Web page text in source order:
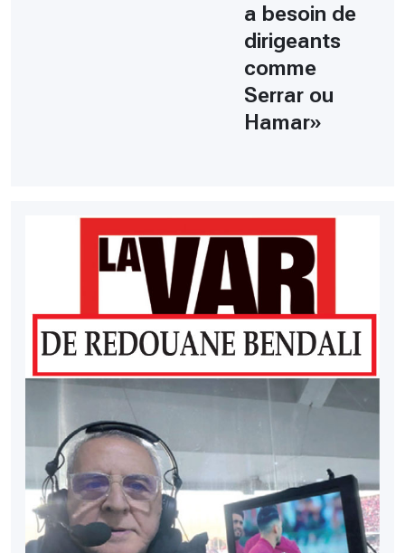
a besoin de
dirigeants
comme
Serrar ou
Hamar»